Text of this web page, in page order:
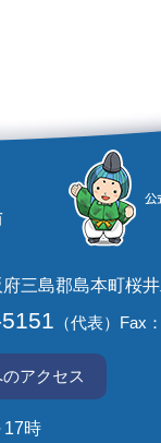
三島郡島本町桜
（代表） Fax：
アクセス
17時